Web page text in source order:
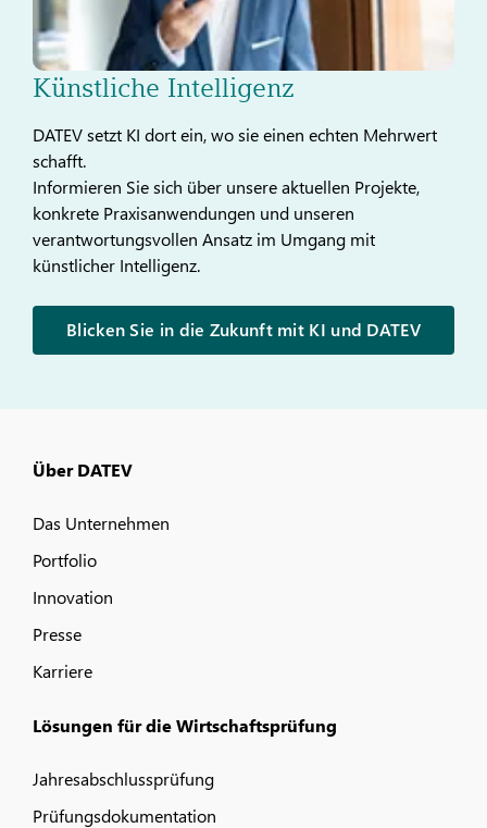
Künstliche Intelligenz
DATEV setzt KI dort ein, wo sie einen echten Mehrwert
schafft.
Informieren Sie sich über unsere aktuellen Projekte,
konkrete Praxisanwendungen und unseren
verantwortungsvollen Ansatz im Umgang mit
künstlicher Intelligenz.
Blicken Sie in die Zukunft mit KI und DATEV
Über DATEV
Das Unternehmen
Portfolio
Innovation
Presse
Karriere
Lösungen für die Wirtschaftsprüfung
Jahresabschlussprüfung
Prüfungsdokumentation